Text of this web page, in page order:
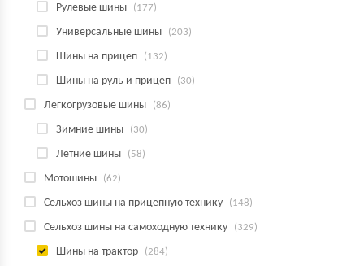
Рулевые шины (177)
Универсальные шины (203)
Шины на прицеп (132)
Шины на руль и прицеп (30)
Легкогрузовые шины (86)
Зимние шины (30)
Летние шины (58)
Мотошины (62)
Сельхоз шины на прицепную технику (148)
Сельхоз шины на самоходную технику (329)
Шины на трактор (284)